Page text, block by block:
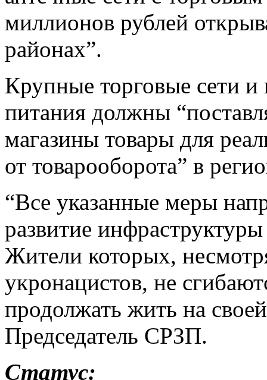
миллионов рублей
районах”.
Крупные торговые сети
питания должны
магазины товары для
от товарооборота” в
“Все указанные меры
развитие
Жители которых,
укронацистов, не
продолжать жить на
Председатель СРЗП.
Статус: